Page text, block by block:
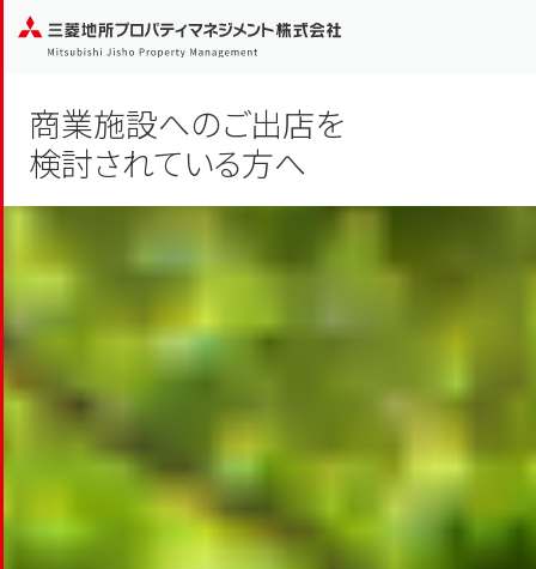
商業施設へのご出店を
検討されている方へ